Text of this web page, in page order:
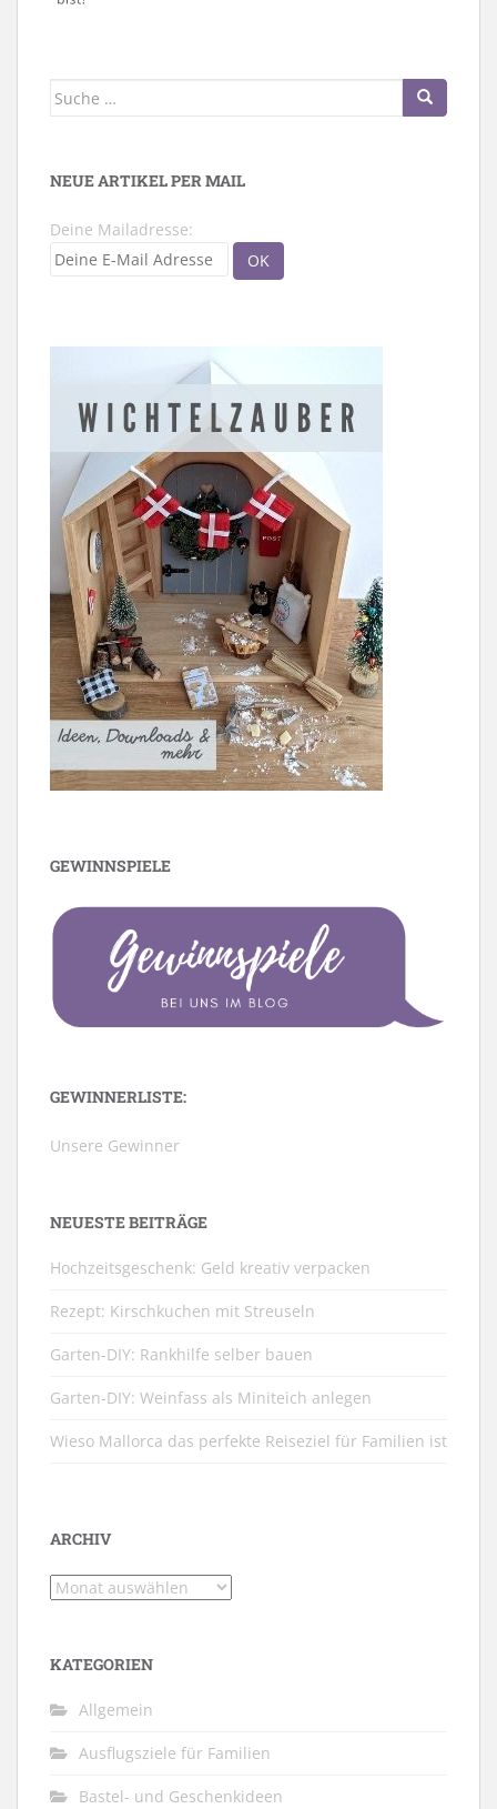
Suche
NEUE ARTIKEL PER MAIL
Deine Mailadresse:
GEWINNSPIELE
GEWINNERLISTE:
Unsere Gewinner
NEUESTE BEITRÄGE
Hochzeitsgeschenk: Geld kreativ verpacken
Rezept: Kirschkuchen mit Streuseln
Garten-DIY: Rankhilfe selber bauen
Garten-DIY: Weinfass als Miniteich anlegen
Wieso Mallorca das perfekte Reiseziel für Familien ist
ARCHIV
Archiv
KATEGORIEN
Allgemein
Ausflugsziele für Familien
Bastel- und Geschenkideen